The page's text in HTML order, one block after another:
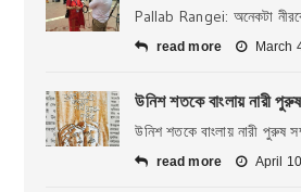
Pallab Rangei: অনেকটা
read more March
উনিশ শতকে বাংলায় নারী
উনিশ শতকে বাংলায় নারী পুরুষ
read more April 10